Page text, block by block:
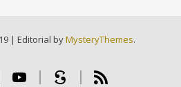
| Editorial byMysteryThemes.